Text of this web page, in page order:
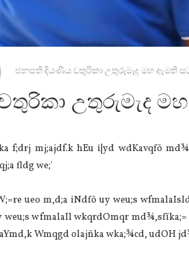
ජනපති දියණිය චතුරිකා උතුරුමැද මහ ඇමති
උතුරුමැද
f;drj mj;ajdf.k hEu i|yd wdKavqfõ
fldg we;'
ueo m,d;a iNdfõ uy weu;s
wfmalaIl wkqrdOmqr
Wmqgd olajñka wka;¾cd, udOH